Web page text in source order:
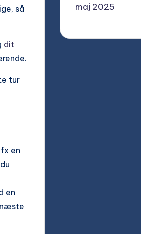
så
dit
tur
en
en
næste
maj 2025